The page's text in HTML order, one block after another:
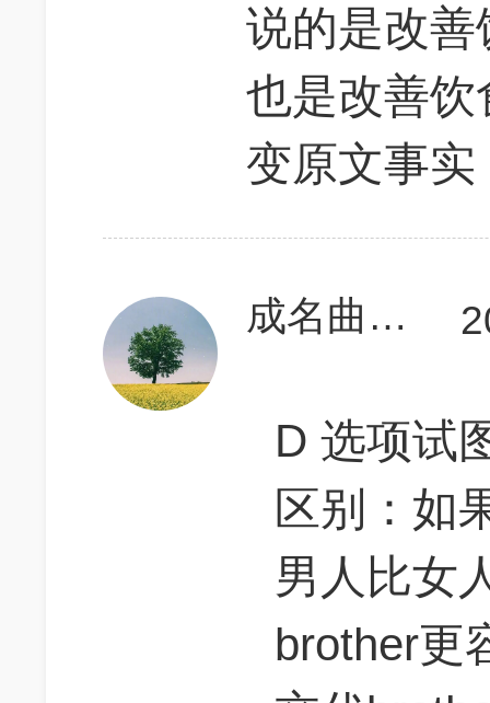
说的是改
也是改善
变原文事实
成名曲种太阳
D 选项试
区别：如
男人比女
brother更